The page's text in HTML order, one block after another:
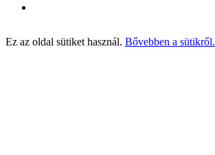
Ez az oldal sütiket használ. Bővebben a sütikről.